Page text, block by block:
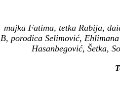
majka Fatima, tetka Rabija,
B, porodica Selimović,
Hasanbegović, Šetka,